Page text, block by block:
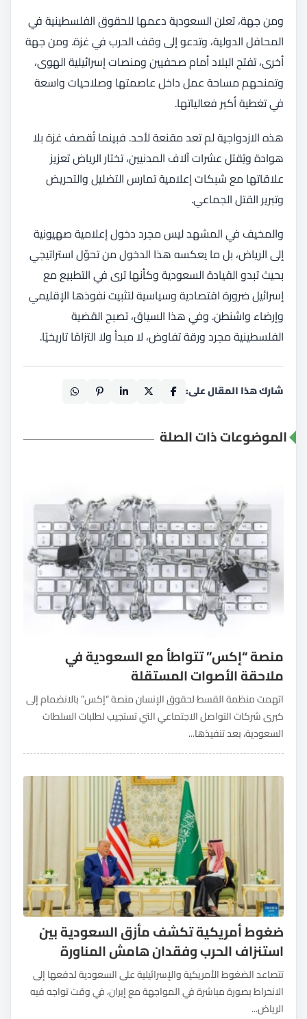
ومن جهة، تعلن السعودية دعمها للحقوق الفلسطينية في
المحافل الدولية، وتدعو إلى وقف الحرب في غزة. ومن جهة
أخرى، تفتح البلاد أمام صحفيين ومنصات إسرائيلية الهوى،
وتمنحهم مساحة عمل داخل عاصمتها وصلاحيات واسعة
في تغطية أكبر فعالياتها.
هذه الازدواجية لم تعد مقنعة لأحد. فبينما تُقصف غزة بلا
هوادة ويُقتل عشرات آلاف المدنيين، تختار الرياض تعزيز
علاقاتها مع شبكات إعلامية تمارس التضليل والتحريض
وتبرير القتل الجماعي.
والمخيف في المشهد ليس مجرد دخول إعلامية صهيونية
إلى الرياض، بل ما يعكسه هذا الدخول من تحوّل استراتيجي
بحيث تبدو القيادة السعودية وكأنها ترى في التطبيع مع
إسرائيل ضرورة اقتصادية وسياسية لتثبيت نفوذها الإقليمي
وإرضاء واشنطن. وفي هذا السياق، تصبح القضية
الفلسطينية مجرد ورقة تفاوض، لا مبدأ ولا التزامًا تاريخيًا.
شارك هذا المقال على:
الموضوعات ذات الصلة
منصة “إكس” تتواطأ مع السعودية في
ملاحقة الأصوات المستقلة
اتهمت منظمة القسط لحقوق الإنسان منصة “إكس” بالانضمام إلى
كبرى شركات التواصل الاجتماعي التي تستجيب لطلبات السلطات
السعودية، بعد تنفيذها...
ضغوط أمريكية تكشف مأزق السعودية بين
استنزاف الحرب وفقدان هامش المناورة
تتصاعد الضغوط الأمريكية والإسرائيلية على السعودية لدفعها إلى
الانخراط بصورة مباشرة في المواجهة مع إيران، في وقت تواجه فيه
الرياض...